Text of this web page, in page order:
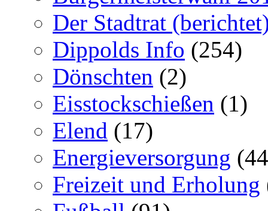
Der Stadtrat
Dippolds Info (254)
Dönschten (2)
Eisstockschießen (1)
Elend (17)
Energieversorgung
Freizeit und Erholung